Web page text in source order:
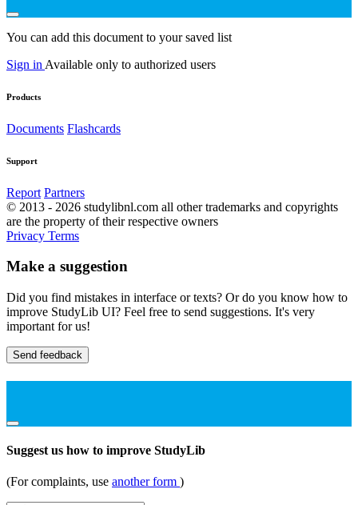
You can add this document to your saved list
Sign in Available only to authorized users
Products
Documents Flashcards
Support
Report Partners
© 2013 - 2026 studylibnl.com all other trademarks and copyrights
are the property of their respective owners
Privacy Terms
Make a suggestion
Did you find mistakes in interface or texts? Or do you know how to
improve StudyLib UI? Feel free to send suggestions. It's very
important for us!
Send feedback
Suggest us how to improve StudyLib
(For complaints, use another form )